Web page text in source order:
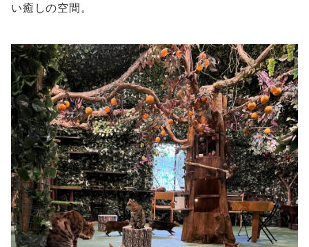
い癒しの空間。